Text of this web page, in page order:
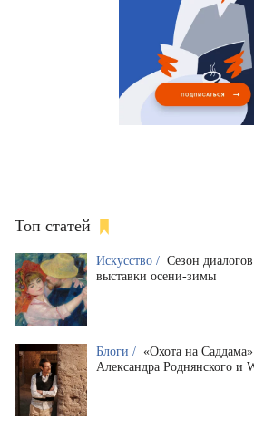
Топ статей
Искусство / Сезон
выставки осени-зимы
Блоги / «Охота на
Александра Роднянского и